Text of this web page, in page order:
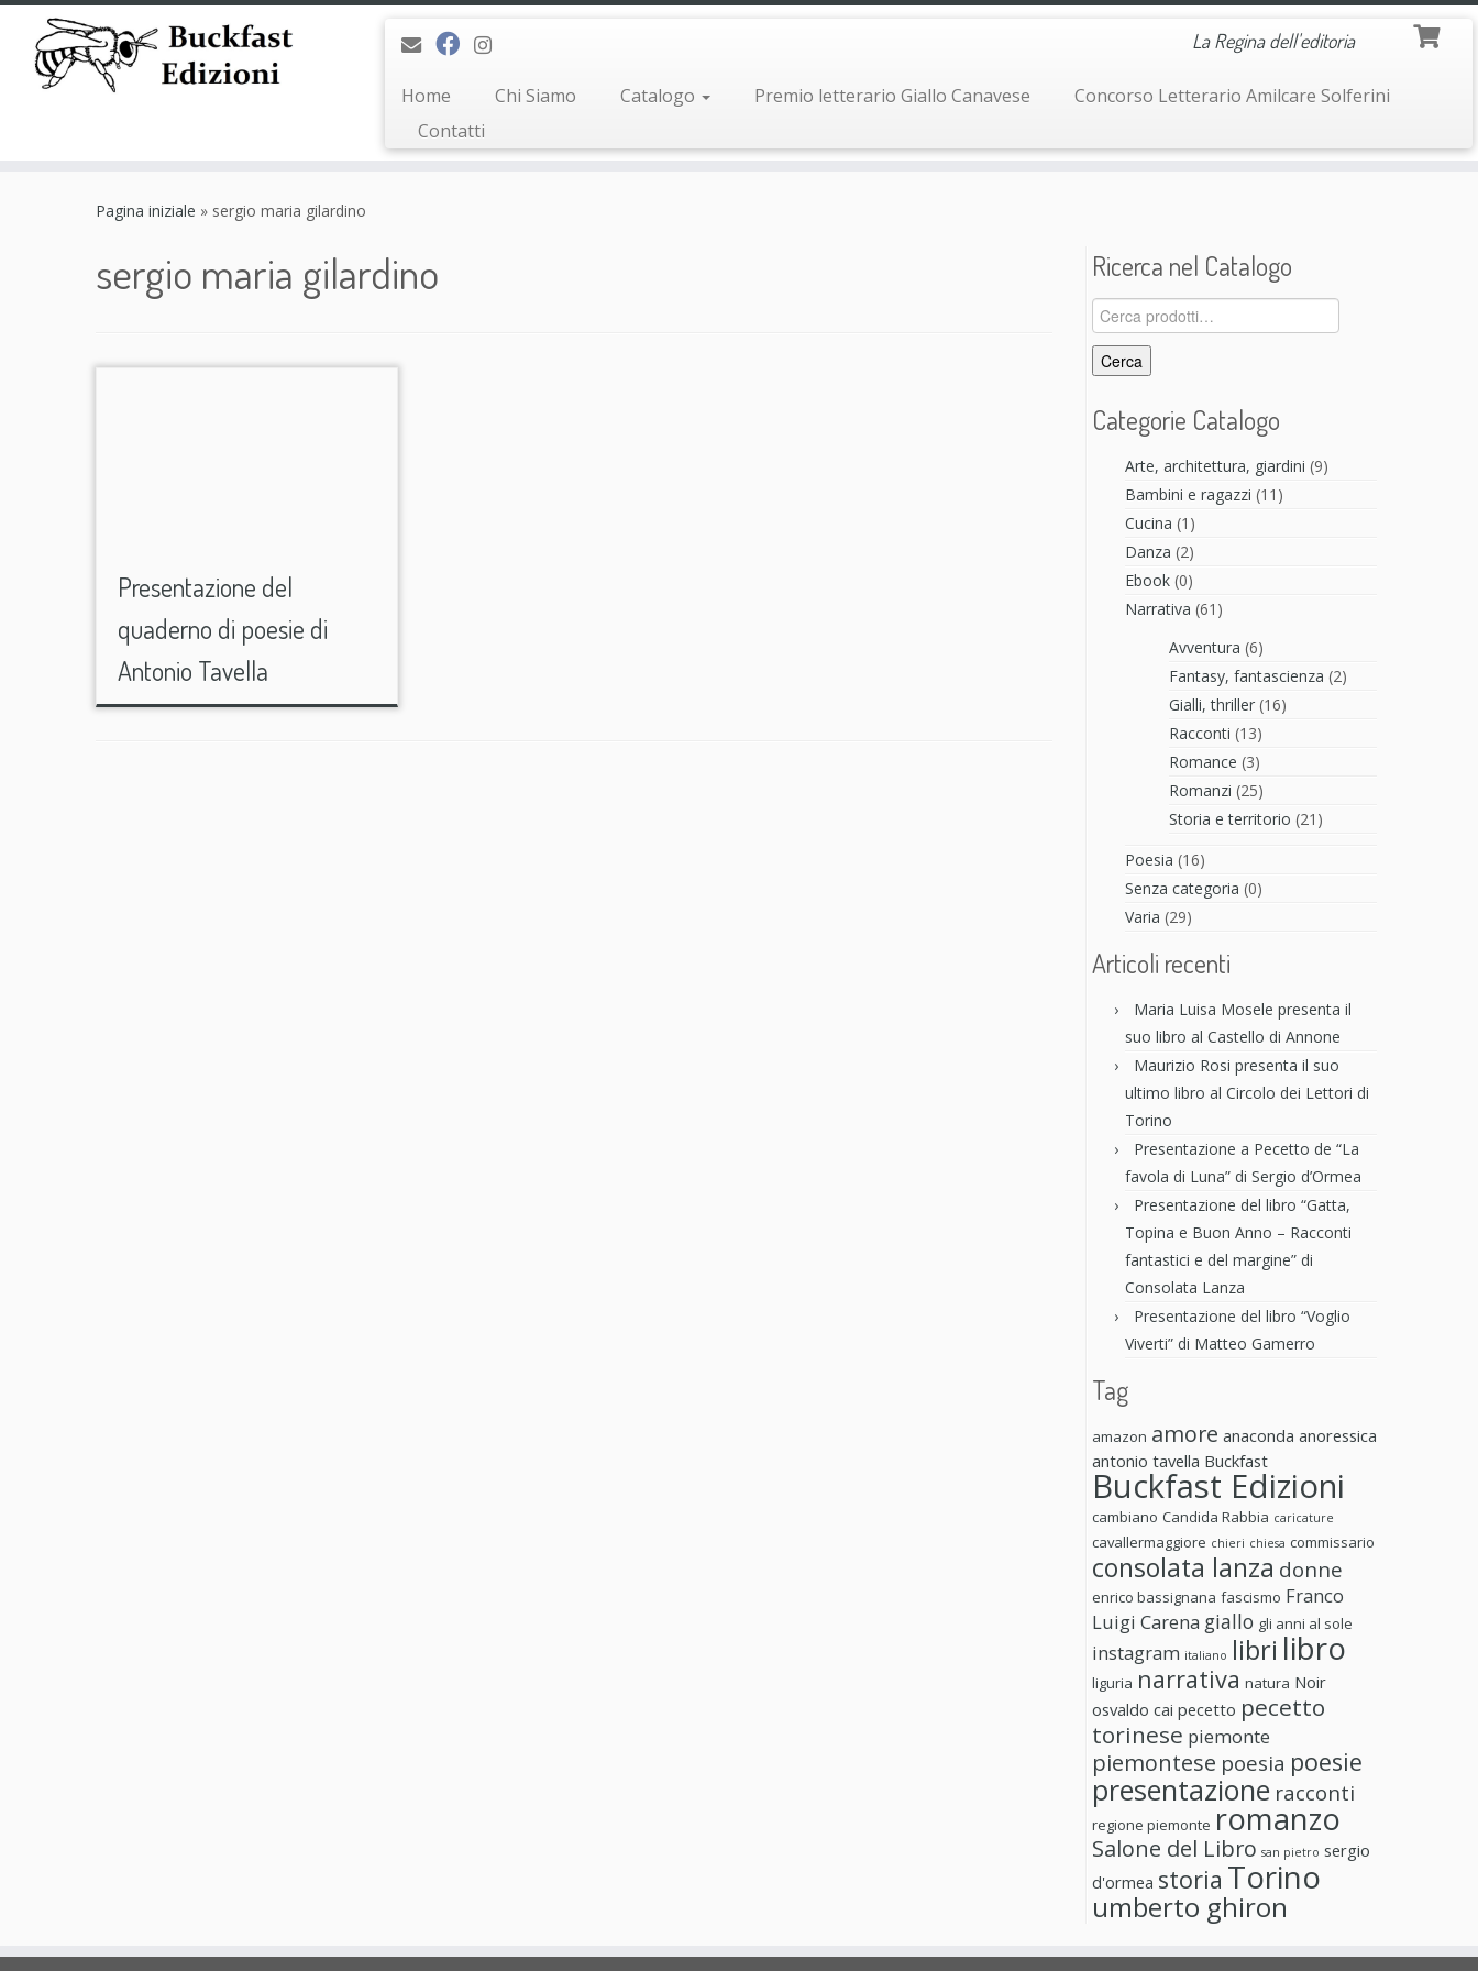
La Regina dell'editoria
Home Chi Siamo Catalogo Premio letterario Giallo Canavese
Concorso Letterario Amilcare Solferini
Contatti
Pagina iniziale » sergio maria gilardino
sergio maria gilardino
Presentazione del
quaderno di poesie di
Antonio Tavella
Ricerca nel Catalogo
Cerca:
Cerca
Categorie Catalogo
Arte, architettura, giardini (9)
Bambini e ragazzi (11)
Cucina (1)
Danza (2)
Ebook (0)
Narrativa (61)
Avventura (6)
Fantasy, fantascienza (2)
Gialli, thriller (16)
Racconti (13)
Romance (3)
Romanzi (25)
Storia e territorio (21)
Poesia (16)
Senza categoria (0)
Varia (29)
Articoli recenti
Maria Luisa Mosele presenta il
suo libro al Castello di Annone
Maurizio Rosi presenta il suo
ultimo libro al Circolo dei Lettori di
Torino
Presentazione a Pecetto de “La
favola di Luna” di Sergio d’Ormea
Presentazione del libro “Gatta,
Topina e Buon Anno – Racconti
fantastici e del margine” di
Consolata Lanza
Presentazione del libro “Voglio
Viverti” di Matteo Gamerro
Tag
amazon amore anaconda anoressica
antonio tavella Buckfast
Buckfast Edizioni
cambiano Candida Rabbia caricature
cavallermaggiore chieri chiesa commissario
consolata lanza donne
enrico bassignana fascismo Franco
Luigi Carena giallo gli anni al sole
instagram italiano libri libro
liguria narrativa natura Noir
osvaldo cai pecetto pecetto
torinese piemonte
piemontese poesia poesie
presentazione racconti
regione piemonte romanzo
Salone del Libro san pietro sergio
d'ormea storia Torino
umberto ghiron